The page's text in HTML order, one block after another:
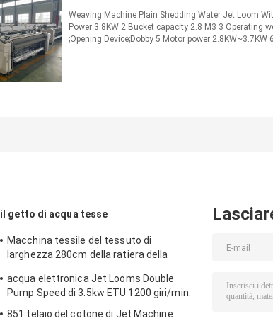
Weaving Machine Plain Shedding Water Jet Loom
Power 3.8KW 2 Bucket capacity 2.8 M3 3 Operating
;Opening Device;Dobby 5 Motor power
il getto di acqua tesse
Macchina tessile del tessuto di
larghezza 280cm della ratiera della
acqua elettronica Jet Looms Double
Pump Speed di 3.5kw ETU 1200 giri/min.
851 telaio del cotone di Jet Machine